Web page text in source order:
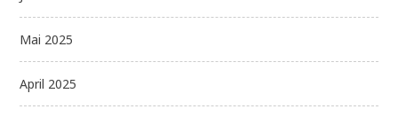
Mai 2025
April 2025